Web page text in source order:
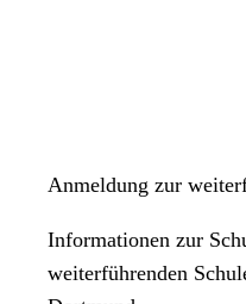
Anmeldung zur
Informationen zur
weiterführenden